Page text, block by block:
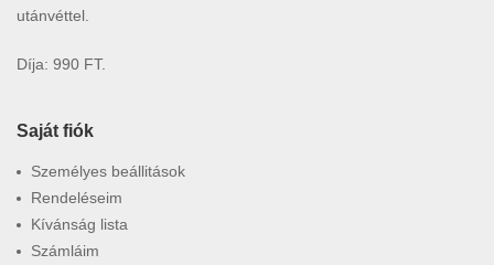
utánvéttel.
Díja: 990 FT.
Saját fiók
Személyes beállitások
Rendeléseim
Kívánság lista
Számláim